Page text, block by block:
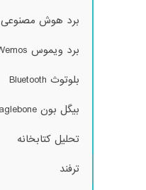
برد هوش مصنوعی Sipeed
برد ویموس Wemos
بلوتوث Bluetooth
بیگل بون Beaglebone
تحلیل کتابخانه
ترفند